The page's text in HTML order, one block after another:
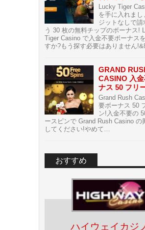
Lucky Tiger
を手に入れまし
ジットなしで請
う 30 枚の無料チップのボーナス!
Tiger Casino で入金不要ボーナス
すか?もう探す必要はありません
GRAND
CASINO 入
ナス 50 フリ
Grand Rush
要ボーナス 50
ン!入金不要の
ースピンで Grand Rush Casino の
してください!やめて…
おすすめ
ハイウェイカジ